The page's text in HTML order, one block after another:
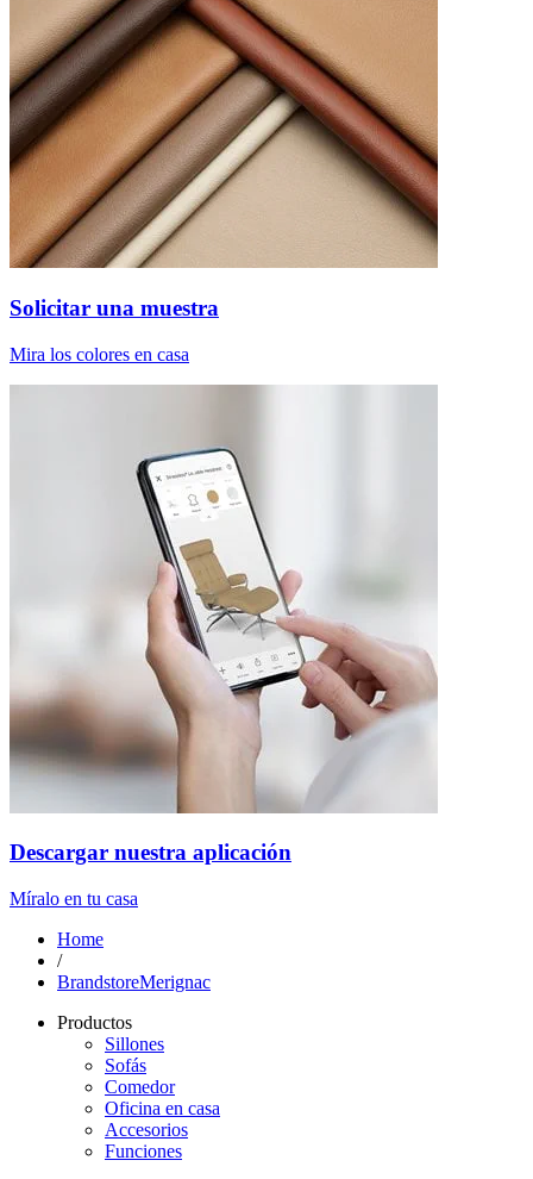
Solicitar una muestra
Mira los colores en casa
Descargar nuestra aplicación
Míralo en tu casa
Home
/
BrandstoreMerignac
Productos
Sillones
Sofás
Comedor
Oficina en casa
Accesorios
Funciones